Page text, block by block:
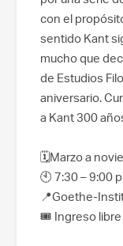
con el
sentido Kant
mucho que
de Estudios
aniversario.
a Kant 300
🗓️Marzo a
🕙 7:30 – 9:00
📍Goethe-
🎟️ Ingreso libre